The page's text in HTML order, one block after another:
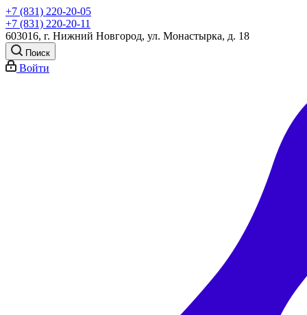
+7 (831) 220-20-05
+7 (831) 220-20-11
603016, г. Нижний Новгород, ул. Монастырка, д. 18
Поиск
Войти